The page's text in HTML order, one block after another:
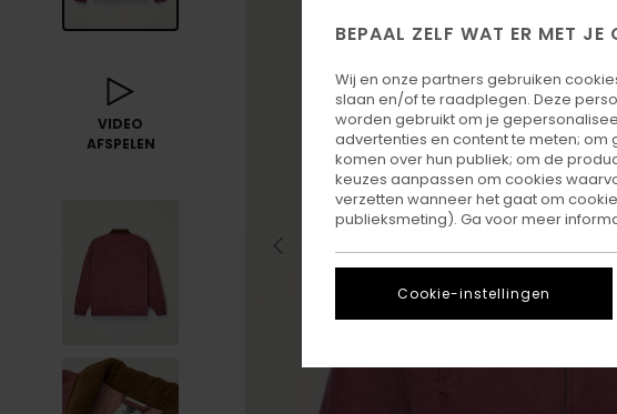
VIDEO
AFSPELEN
BEPAAL ZELF WAT ER MET JE
Wij en onze partners gebruiken
slaan en/of te raadplegen. Deze
worden gebruikt om je
advertenties en content te meten;
komen over hun publiek; om de
keuzes aanpassen om cookies
verzetten wanneer het gaat om
publieksmeting). Ga voor meer
Cookie-instellingen